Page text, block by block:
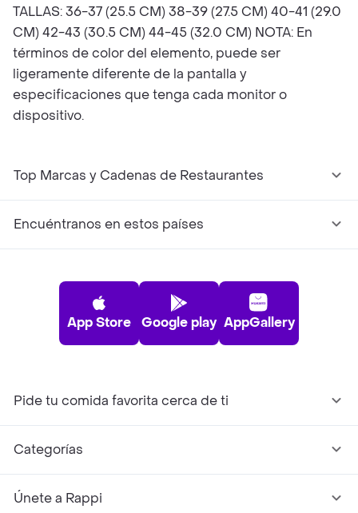
TALLAS: 36-37 (25.5 CM) 38-39 (27.5 CM) 40-41 (29.0
CM) 42-43 (30.5 CM) 44-45 (32.0 CM) NOTA: En
términos de color del elemento, puede ser
ligeramente diferente de la pantalla y
especificaciones que tenga cada monitor o
dispositivo.
Top Marcas y Cadenas de Restaurantes
Encuéntranos en estos países
App Store Google play AppGallery
Pide tu comida favorita cerca de ti
Categorías
Únete a Rappi